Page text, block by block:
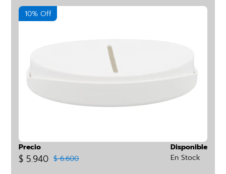
10% Off
Precio
$ 5.940 $ 6.600
Disponible
En Stock